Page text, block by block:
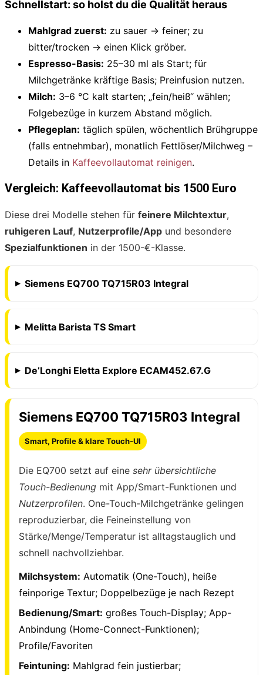
Schnellstart: so holst du die Qualität heraus
Mahlgrad zuerst: zu sauer → feiner; zu
bitter/trocken → einen Klick gröber.
Espresso-Basis: 25–30 ml als Start; für
Milchgetränke kräftige Basis; Preinfusion nutzen.
Milch: 3–6 °C kalt starten; „fein/heiß“ wählen;
Folgebezüge in kurzem Abstand möglich.
Pflegeplan: täglich spülen, wöchentlich Brühgruppe
(falls entnehmbar), monatlich Fettlöser/Milchweg –
Details in Kaffeevollautomat reinigen.
Vergleich: Kaffeevollautomat bis 1500 Euro
Diese drei Modelle stehen für feinere Milchtextur,
ruhigeren Lauf, Nutzerprofile/App und besondere
Spezialfunktionen in der 1500-€-Klasse.
Siemens EQ700 TQ715R03 Integral
Melitta Barista TS Smart
De’Longhi Eletta Explore ECAM452.67.G
Siemens EQ700 TQ715R03 Integral
Smart, Profile & klare Touch-UI
Die EQ700 setzt auf eine sehr übersichtliche
Touch-Bedienung mit App/Smart-Funktionen und
Nutzerprofilen. One-Touch-Milchgetränke gelingen
reproduzierbar, die Feineinstellung von
Stärke/Menge/Temperatur ist alltagstauglich und
schnell nachvollziehbar.
Milchsystem: Automatik (One-Touch), heiße
feinporige Textur; Doppelbezüge je nach Rezept
Bedienung/Smart: großes Touch-Display; App-
Anbindung (Home-Connect-Funktionen);
Profile/Favoriten
Feintuning: Mahlgrad fein justierbar;